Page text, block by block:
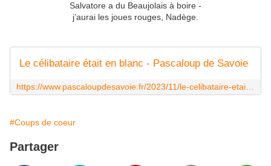
Salvatore a du Beaujolais à boire -
j’aurai les joues rouges, Nadège.
Le célibataire était en blanc - Pascaloup de Savoie
#Coups de coeur
Partager